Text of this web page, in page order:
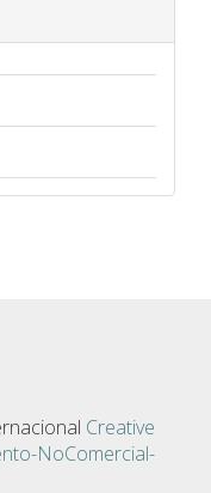
Creative
NoComercial-